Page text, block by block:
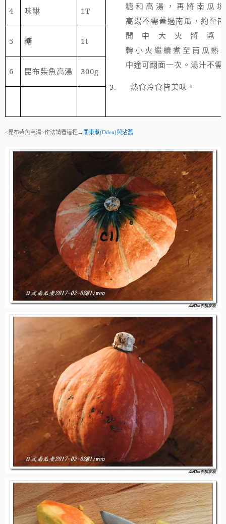
糖和高湯，再將南瓜
高湯不需蓋過南瓜，約至
開中大火將醬
轉小火繼續煮至南瓜熟
中途可翻面一次。湯汁不需
3. 熱食冷食皆美味。
4 味醂 1T
5 糖 1t
6 昆布柴魚高湯 300g
<昆布柴魚高湯>作法請看這裡→ 關東煮(Oden)與沾醬